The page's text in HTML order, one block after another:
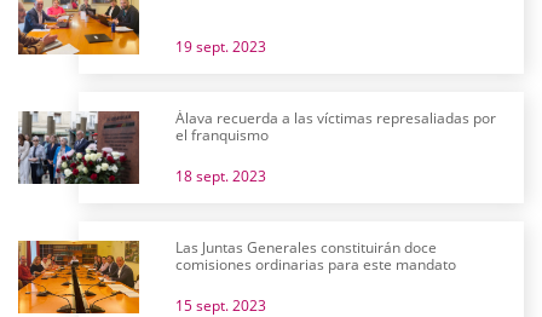
19 sept. 2023
Álava recuerda a las víctimas represaliadas por
el franquismo
18 sept. 2023
Las Juntas Generales constituirán doce
comisiones ordinarias para este mandato
15 sept. 2023